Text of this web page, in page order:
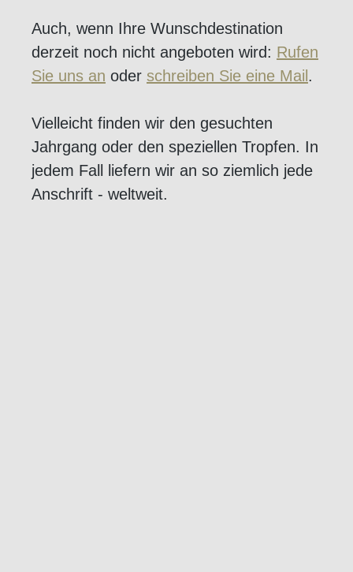
Auch, wenn Ihre Wunschdestination
derzeit noch nicht angeboten wird: Rufen
Sie uns an oder schreiben Sie eine Mail .
Vielleicht finden wir den gesuchten
Jahrgang oder den speziellen Tropfen. In
jedem Fall liefern wir an so ziemlich jede
Anschrift - weltweit.